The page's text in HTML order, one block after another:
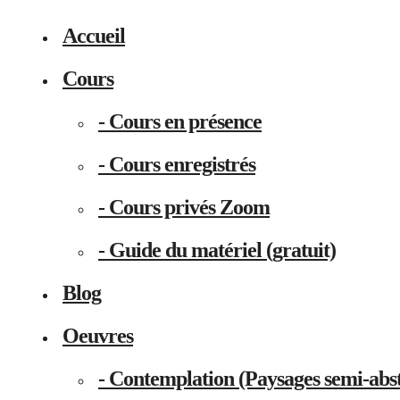
Accueil
Cours
- Cours en présence
- Cours enregistrés
- Cours privés Zoom
- Guide du matériel (gratuit)
Blog
Oeuvres
- Contemplation (Paysages semi-